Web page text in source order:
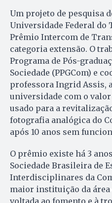
Um projeto de pesquisa
Universidade Federal do
Prêmio Intercom de
categoria extensão. O
Programa de Pós-
Sociedade (PPGCom) e
professora Ingrid Assis,
universidade com o valor
usado para a
fotografia analógica do
após 10 anos sem
O prêmio existe há 3
Sociedade Brasileira de
Interdisciplinares da
maior instituição da área
voltada ao fomento e à